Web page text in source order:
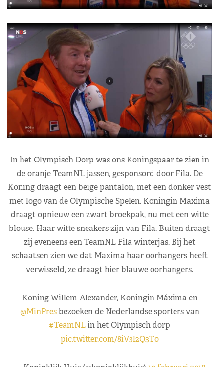
In het Olympisch Dorp was ons Koningspaar te zien in
de oranje TeamNL jassen, gesponsord door Fila. De
Koning draagt een beige pantalon, met een donker vest
met logo van de Olympische Spelen. Koningin Maxima
draagt opnieuw een zwart broekpak, nu met een witte
blouse. Haar witte sneakers zijn van Fila. Buiten draagt
zij eveneens een TeamNL Fila winterjas. Bij het
schaatsen zien we dat Maxima haar oorhangers heeft
verwisseld, ze draagt hier blauwe oorhangers.
Koning Willem-Alexander, Koningin Máxima en
@MinPresbezoeken de Nederlandse sporters van
#TeamNLin het Olympisch dorp
pic.twitter.com/8iV3l2Q3T0